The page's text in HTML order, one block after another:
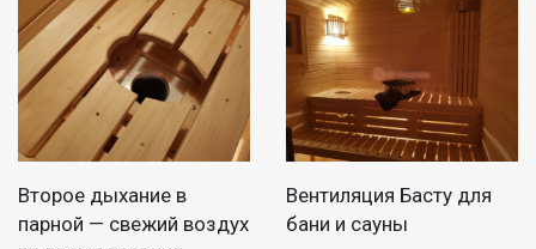
Второе дыхание в
парной — свежий воздух
Вентиляция Басту для
бани и сауны